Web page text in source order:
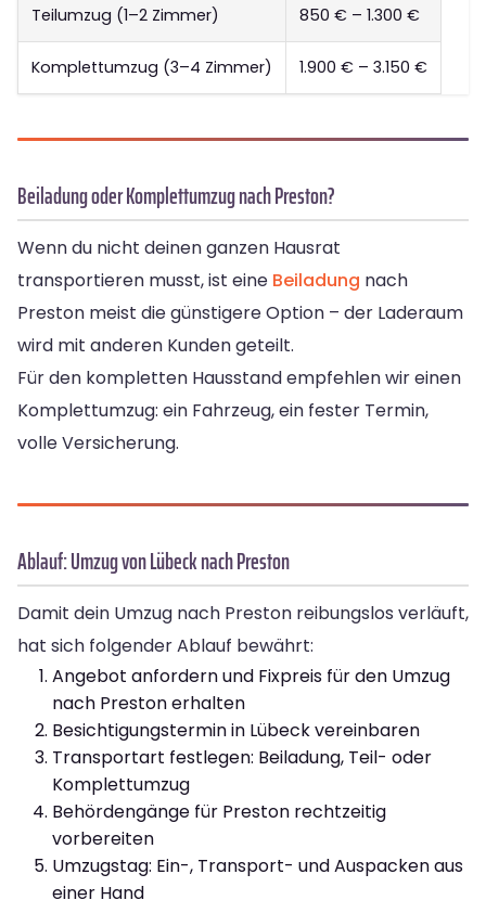
Teilumzug (1–2 Zimmer) 850 € – 1.300 €
Komplettumzug (3–4 Zimmer) 1.900 € – 3.150 €
Beiladung oder Komplettumzug nach Preston?
Wenn du nicht deinen ganzen Hausrat
transportieren musst, ist eine Beiladung nach
Preston meist die günstigere Option – der Laderaum
wird mit anderen Kunden geteilt.
Für den kompletten Hausstand empfehlen wir einen
Komplettumzug: ein Fahrzeug, ein fester Termin,
volle Versicherung.
Ablauf: Umzug von Lübeck nach Preston
Damit dein Umzug nach Preston reibungslos verläuft,
hat sich folgender Ablauf bewährt:
Angebot anfordern und Fixpreis für den Umzug
nach Preston erhalten
Besichtigungstermin in Lübeck vereinbaren
Transportart festlegen: Beiladung, Teil- oder
Komplettumzug
Behördengänge für Preston rechtzeitig
vorbereiten
Umzugstag: Ein-, Transport- und Auspacken aus
einer Hand